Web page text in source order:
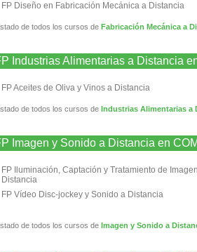
FP Diseño en Fabricación Mecánica a Distancia
de todos los cursos de Fabricación Mecánica a
Industrias Alimentarias a Distancia
FP Aceites de Oliva y Vinos a Distancia
de todos los cursos de Industrias Alimentarias a
Imagen y Sonido a Distancia en
FP Iluminación, Captación y Tratamiento de
Distancia
FP Vídeo Disc-jockey y Sonido a Distancia
de todos los cursos de Imagen y Sonido a